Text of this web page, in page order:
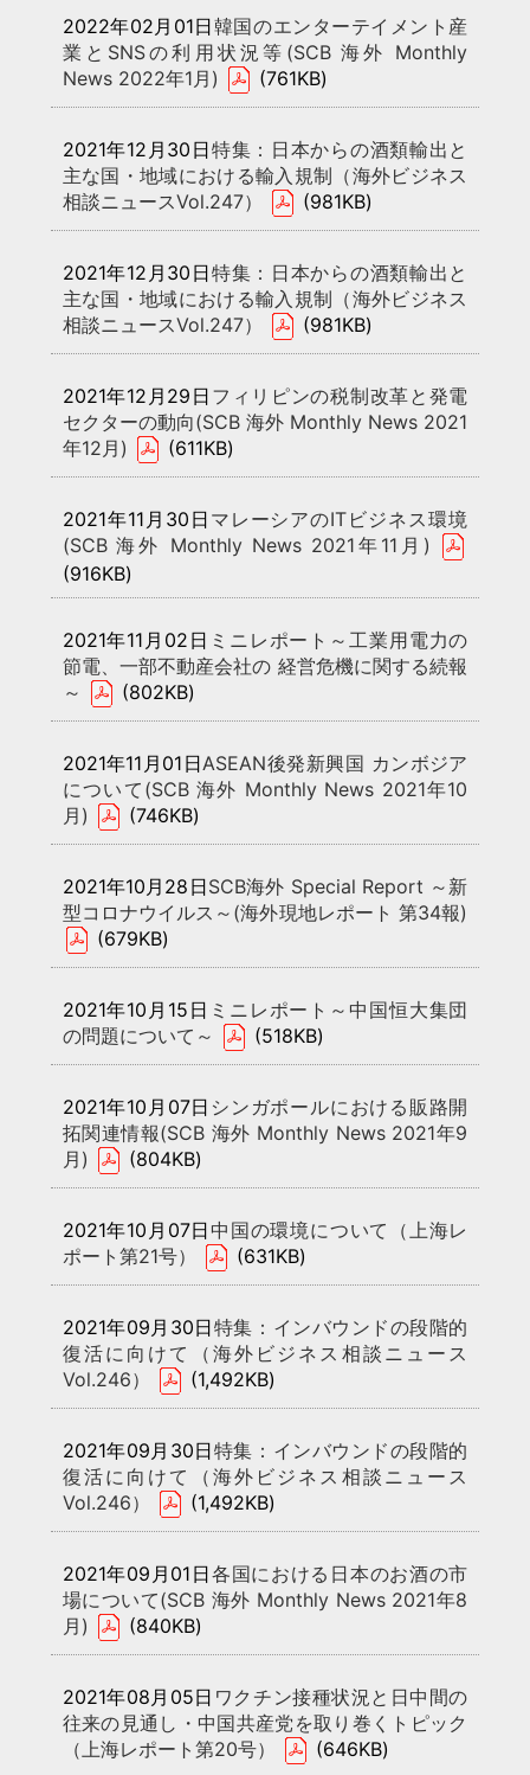
2022年02月01日韓国のエンターテイメント産
業とSNSの利用状況等(SCB 海外 Monthly
News 2022年1月)
(761KB)
2021年12月30日特集：日本からの酒類輸出と
主な国・地域における輸入規制（海外ビジネス
相談ニュースVol.247）
(981KB)
2021年12月30日特集：日本からの酒類輸出と
主な国・地域における輸入規制（海外ビジネス
相談ニュースVol.247）
(981KB)
2021年12月29日 フィリピンの税制改革と発電
セクターの動向(SCB 海外 Monthly News 2021
年12月)
(611KB)
2021年11月30日 マレーシアのITビジネス環境
(SCB 海外 Monthly News 2021年11月)
(916KB)
2021年11月02日 ミニレポート～工業用電力の
節電、一部不動産会社の 経営危機に関する続報
～
(802KB)
2021年11月01日ASEAN後発新興国 カンボジア
について(SCB 海外 Monthly News 2021年10
月)
(746KB)
2021年10月28日SCB海外 Special Report ～新
型コロナウイルス～(海外現地レポート 第34報)
(679KB)
2021年10月15日 ミニレポート～中国恒大集団
の問題について～
(518KB)
2021年10月07日 シンガポールにおける販路開
拓関連情報(SCB 海外 Monthly News 2021年9
月)
(804KB)
2021年10月07日 中国の環境について（上海レ
ポート第21号）
(631KB)
2021年09月30日特集：インバウンドの段階的
復活に向けて（海外ビジネス相談ニュース
Vol.246）
(1,492KB)
2021年09月30日特集：インバウンドの段階的
復活に向けて（海外ビジネス相談ニュース
Vol.246）
(1,492KB)
2021年09月01日各国における日本のお酒の市
場について(SCB 海外 Monthly News 2021年8
月)
(840KB)
2021年08月05日 ワクチン接種状況と日中間の
往来の見通し・中国共産党を取り巻くトピック
（上海レポート第20号）
(646KB)